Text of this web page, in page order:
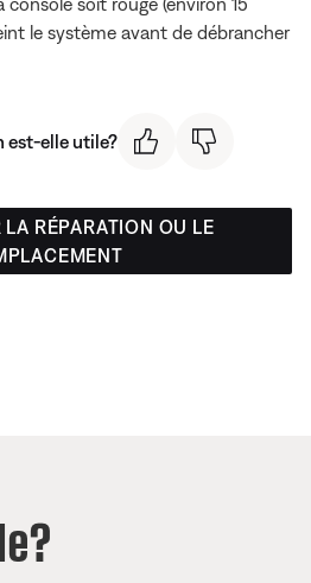
le système avant de débrancher
est-elle utile?
RÉPARATION OU LE